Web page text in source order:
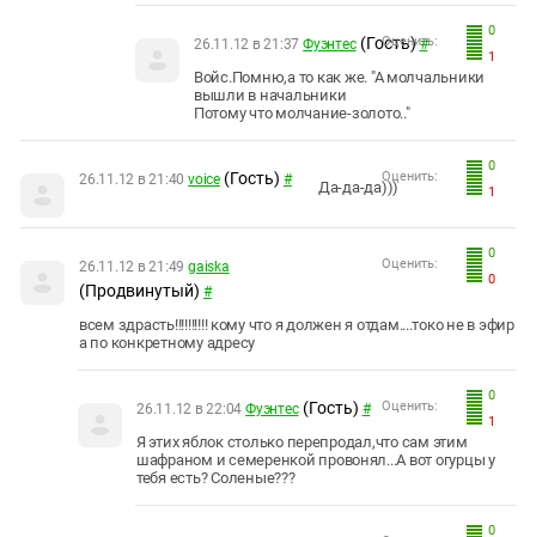
0
1
Оценить:
26.11.12 в 21:37 Фуэнтес (Гость) #
Войс.Помню,а то как же. "А молчальники
вышли в начальники
Потому что молчание-золото.."
0
1
Оценить:
26.11.12 в 21:40 voice (Гость) # Да-да-да)))
0
0
Оценить:
26.11.12 в 21:49 gaiska
(Продвинутый) #
всем здрасть!!!!!!!!!! кому что я должен я отдам....токо не в эфир
а по конкретному адресу
0
1
Оценить:
26.11.12 в 22:04 Фуэнтес (Гость) #
Я этих яблок столько перепродал,что сам этим
шафраном и семеренкой провонял...А вот огурцы у
тебя есть? Соленые???
0